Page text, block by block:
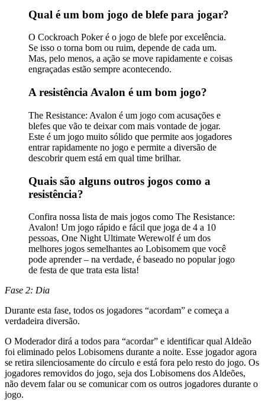
Qual é um bom jogo de blefe para jogar?
O Cockroach Poker é o jogo de blefe por excelência.
Se isso o torna bom ou ruim, depende de cada um.
Mas, pelo menos, a ação se move rapidamente e coisas
engraçadas estão sempre acontecendo.
A resistência Avalon é um bom jogo?
The Resistance: Avalon é um jogo com acusações e
blefes que vão te deixar com mais vontade de jogar.
Este é um jogo muito sólido que permite aos jogadores
entrar rapidamente no jogo e permite a diversão de
descobrir quem está em qual time brilhar.
Quais são alguns outros jogos como a
resistência?
Confira nossa lista de mais jogos como The Resistance:
Avalon! Um jogo rápido e fácil que joga de 4 a 10
pessoas, One Night Ultimate Werewolf é um dos
melhores jogos semelhantes ao Lobisomem que você
pode aprender – na verdade, é baseado no popular jogo
de festa de que trata esta lista!
Fase 2: Dia
Durante esta fase, todos os jogadores “acordam” e começa a
verdadeira diversão.
O Moderador dirá a todos para “acordar” e identificar qual Aldeão
foi eliminado pelos Lobisomens durante a noite. Esse jogador agora
se retira silenciosamente do círculo e está fora pelo resto do jogo. Os
jogadores removidos do jogo, seja dos Lobisomens dos Aldeões,
não devem falar ou se comunicar com os outros jogadores durante o
jogo.